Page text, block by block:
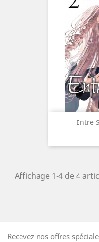
Entre
Affichage 1-4 de 4
Recevez nos offres